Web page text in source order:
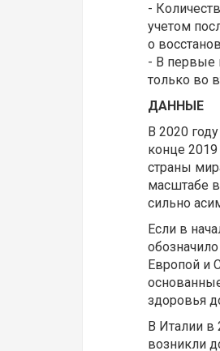
-
учетом
о
- В первые
только во
ДАННЫЕ
В 2020
конце 2019
страны
масштабе
сильно
Если в
Европой и
здоровья
В Италии в
возникли